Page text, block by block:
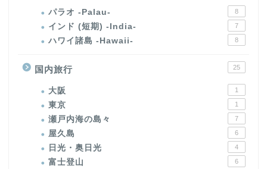
パラオ -Palau- 8
インド (短期) -India- 7
ハワイ諸島 -Hawaii- 8
国内旅行 25
大阪 1
東京 1
瀬戸内海の島々 7
屋久島 6
日光・奥日光 4
富士登山 6